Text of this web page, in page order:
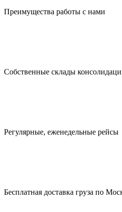
Преимущества работы с нами
Собственные склады
Регулярные, еженедельные рейсы
Бесплатная доставка груза по